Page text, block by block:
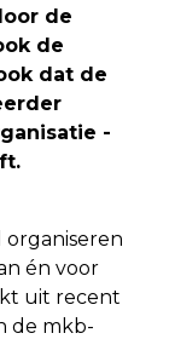
de
de
dat de
-
.
organiseren
én voor
uit recent
de mkb-